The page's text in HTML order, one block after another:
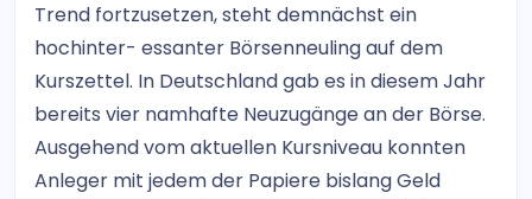
Trend fortzusetzen, steht demnächst ein
hochinter- essanter Börsenneuling auf dem
Kurszettel. In Deutschland gab es in diesem Jahr
bereits vier namhafte Neuzugänge an der Börse.
Ausgehend vom aktuellen Kursniveau konnten
Anleger mit jedem der Papiere bislang Geld